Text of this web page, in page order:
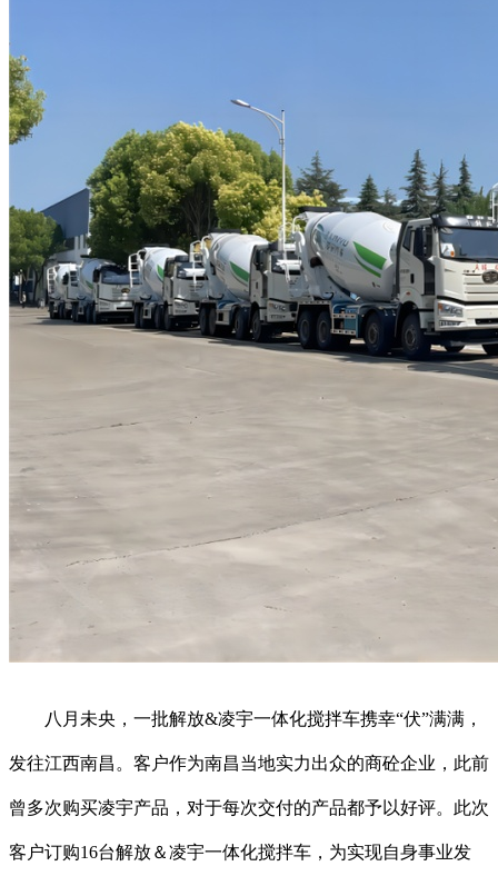
八月未央，一批解放&凌宇一体化搅拌车携幸“伏”满满，
发往江西南昌。客户作为南昌当地实力出众的商砼企业，此前
曾多次购买凌宇产品，对于每次交付的产品都予以好评。此次
客户订购16台解放＆凌宇一体化搅拌车，为实现自身事业发